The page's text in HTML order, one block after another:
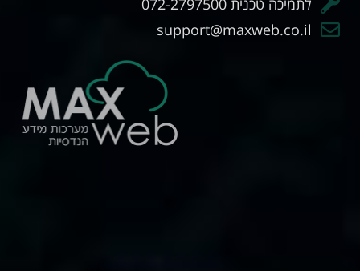
לתמיכה טכנית 072-2797500
support@maxweb.co.il